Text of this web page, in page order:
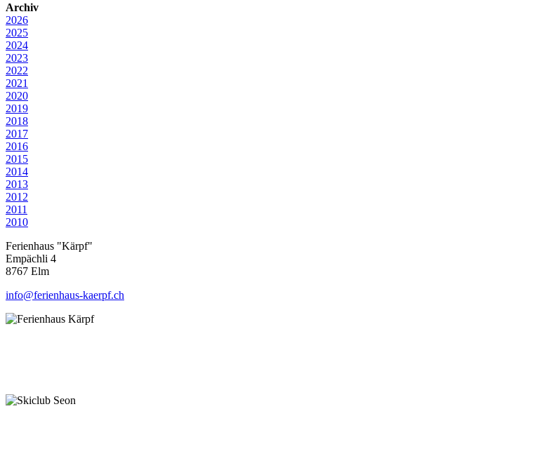
Archiv
2026
2025
2024
2023
2022
2021
2020
2019
2018
2017
2016
2015
2014
2013
2012
2011
2010
Ferienhaus "Kärpf"
Empächli 4
8767 Elm
info@ferienhaus-kaerpf.ch